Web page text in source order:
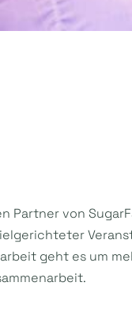
Partner von
geht es um